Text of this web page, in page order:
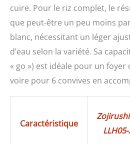
cuire. Pour le riz complet, le
que peut-être un peu moins
blanc, nécessitant un léger
d’eau selon la variété. Sa
« go ») est idéale pour un foyer
voire pour 6 convives en
Caractéristique
Zojirushi
LLH05-